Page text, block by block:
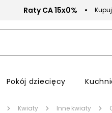
Raty CA 15x0%
Pokój dziecięcy
Kwiaty Inne kwiaty